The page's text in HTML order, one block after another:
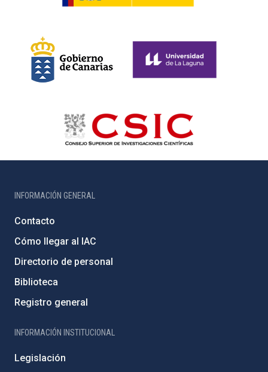
INFORMACIÓN GENERAL
Contacto
Cómo llegar al IAC
Directorio de personal
Biblioteca
Registro general
INFORMACIÓN INSTITUCIONAL
Legislación